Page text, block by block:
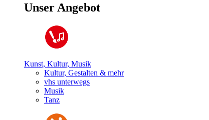
Unser Angebot
Kunst, Kultur, Musik
Kultur, Gestalten & mehr
vhs unterwegs
Musik
Tanz